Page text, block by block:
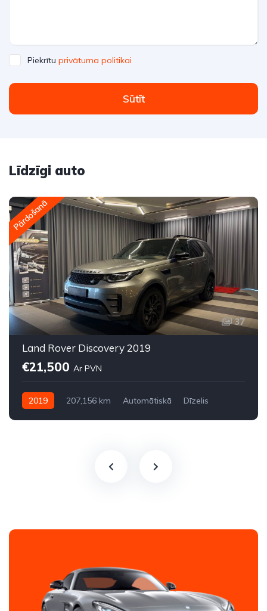
Piekrītu privātuma politikai
Sūtīt
Līdzīgi auto
Pārdošanā
37
Land Rover Discovery 2019
€21,500 Ar PVN
2019 207,156 km Automātiskā
Dīzelis